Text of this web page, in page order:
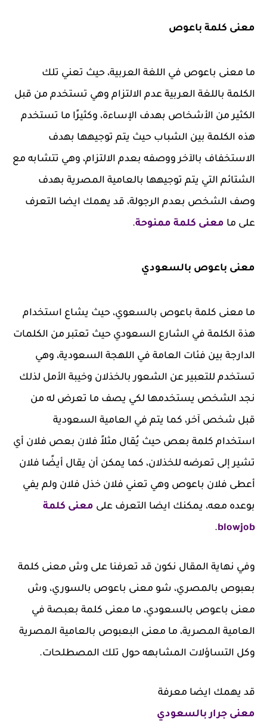
معنى كلمة باعوص
ما معنى باعوص في اللغة العربية، حيث تعني تلك
الكلمة باللغة العربية عدم الالتزام وهي تستخدم من قبل
الكثير من الأشخاص بهدف الإساءة، وكثيرًا ما تستخدم
هذه الكلمة بين الشباب حيث يتم توجيهها بهدف
الاستخفاف بالآخر ووصفه بعدم الالتزام، وهي تتشابه مع
الشتائم التي يتم توجيهها بالعامية المصرية بهدف
وصف الشخص بعدم الرجولة، قد يهمك ايضا التعرف
على ما معنى كلمة ممنوحة.
معنى باعوص بالسعودي
ما معنى كلمة باعوص بالسعوي، حيث يشاع استخدام
هذة الكلمة في الشارع السعودي حيث تعتبر من الكلمات
الدارجة بين فئات العامة في اللهجة السعودية، وهي
تستخدم للتعبير عن الشعور بالخذلان وخيبة الأمل لذلك
نجد الشخص يستخدمها لكي يصف ما تعرض له من
قبل شخص آخر، كما يتم في العامية السعودية
استخدام كلمة بعص حيث يُقال مثلاً فلان بعص فلان أي
تشير إلى تعرضه للخذلان، كما يمكن أن يقال أيضًا فلان
أعطى فلان باعوص وهي تعني فلان خذل فلان ولم يفي
بوعده معه، يمكنك ايضا التعرف على معنى كلمة
blowjob
.
وفي نهاية المقال نكون قد تعرفنا على وش معنى كلمة
بعبوص بالمصري، شو معنى باعوص بالسوري، وش
معنى باعوص بالسعودي، ما معنى كلمة بعبصة في
العامية المصرية، ما معنى البعبوص بالعامية المصرية
وكل التساؤلات المشابهه حول تلك المصطلحات.
قد يهمك ايضا معرفة
معنى جرار بالسعودي